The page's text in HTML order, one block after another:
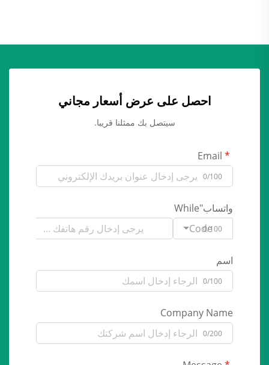
احصل على عرض أسعار مجاني
سيتصل بك ممثلنا قريبا.
0/100
واتساب"While
Code0/100
اسم
0/100
Company Name
0/200